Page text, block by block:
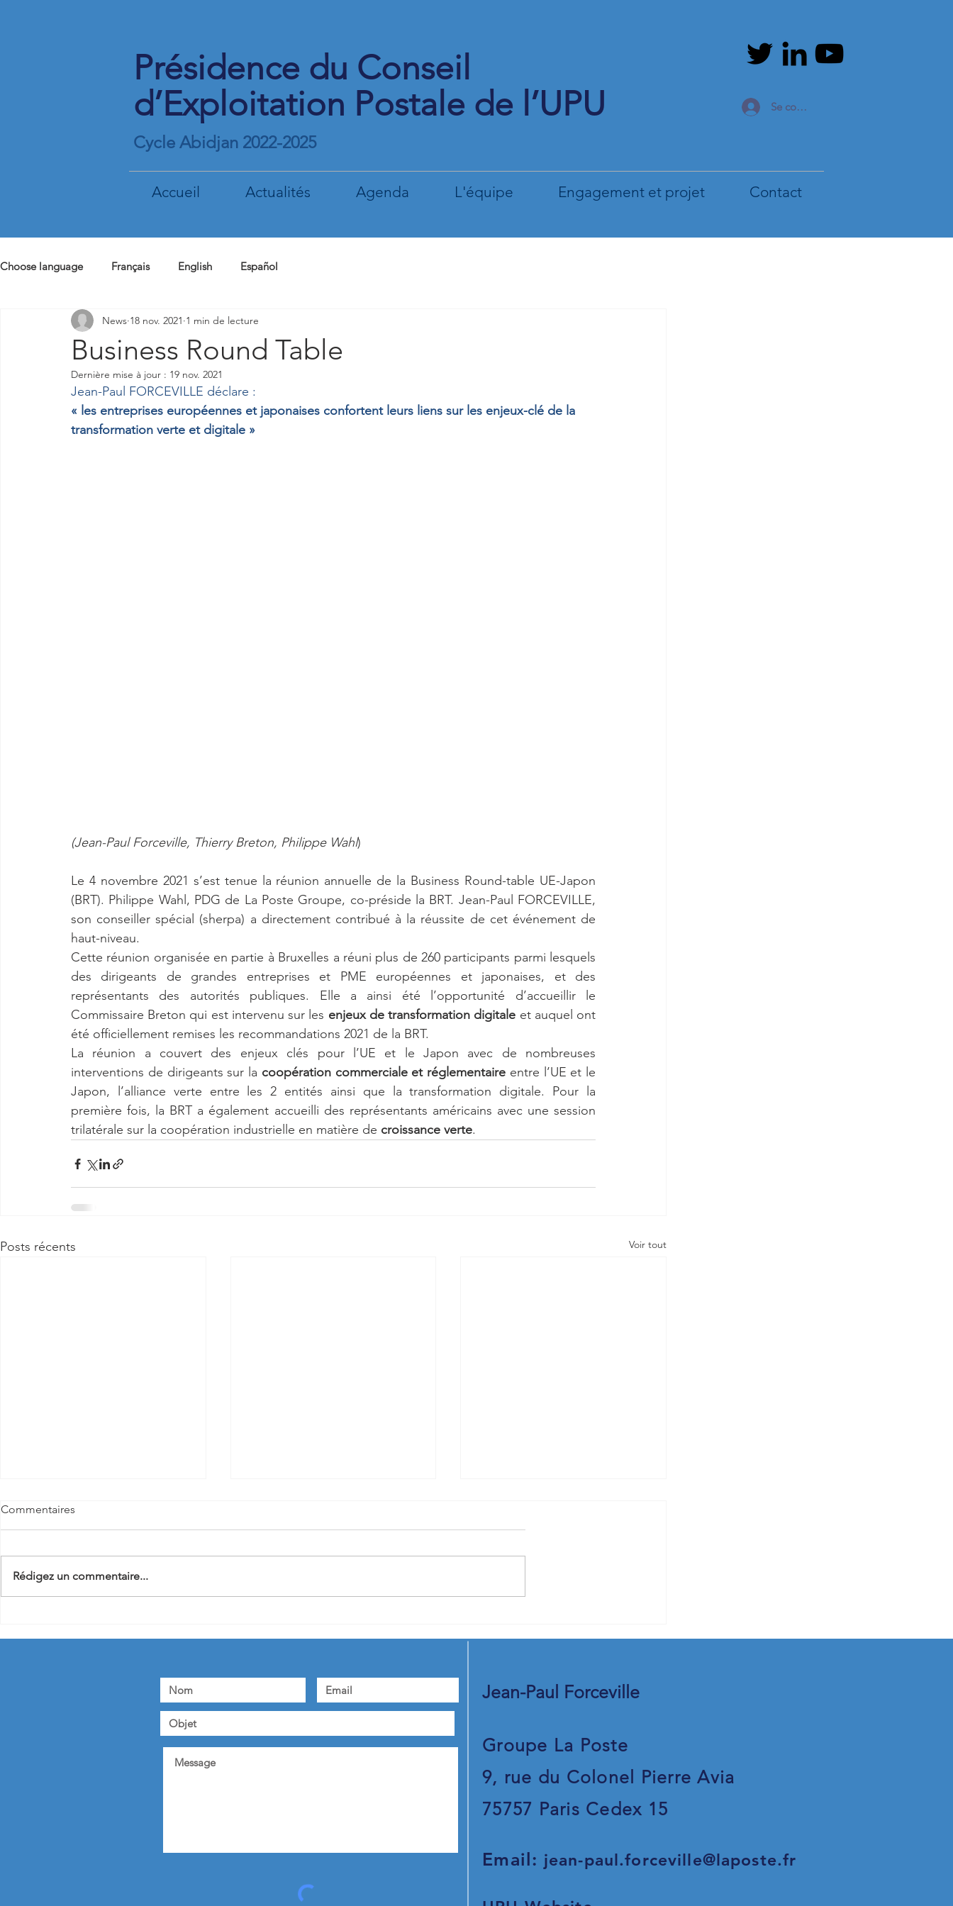
Présidence du Conseil
d’Exploitation Postale de l’UPU
Cycle Abidjan 2022-2025
Se connecter
Accueil Actualités Agenda L'équipe Engagement et projet Contact
Choose language Français English Español
Business Round Table
News 18 nov. 2021 1 min de lecture
Dernière mise à jour : 19 nov. 2021
Jean-Paul FORCEVILLE déclare :
« les entreprises européennes et japonaises confortent leurs liens sur les enjeux-clé de la
transformation verte et digitale »
(Jean-Paul Forceville, Thierry Breton, Philippe Wahl)
Le 4 novembre 2021 s’est tenue la réunion annuelle de la Business Round-table UE-Japon
(BRT). Philippe Wahl, PDG de La Poste Groupe, co-préside la BRT. Jean-Paul FORCEVILLE,
son conseiller spécial (sherpa) a directement contribué à la réussite de cet événement de
haut-niveau.
Cette réunion organisée en partie à Bruxelles a réuni plus de 260 participants parmi lesquels
des dirigeants de grandes entreprises et PME européennes et japonaises, et des
représentants des autorités publiques. Elle a ainsi été l’opportunité d’accueillir le
Commissaire Breton qui est intervenu sur les enjeux de transformation digitale et auquel ont
été officiellement remises les recommandations 2021 de la BRT.
La réunion a couvert des enjeux clés pour l’UE et le Japon avec de nombreuses
interventions de dirigeants sur la coopération commerciale et réglementaire entre l’UE et le
Japon, l’alliance verte entre les 2 entités ainsi que la transformation digitale. Pour la
première fois, la BRT a également accueilli des représentants américains avec une session
trilatérale sur la coopération industrielle en matière de croissance verte.
Posts récents Voir tout
menés au sein du Conseil
l'avenir de la logistique
Commentaires
Rédigez un commentaire...
Jean-Paul Forceville
Groupe La Poste
9, rue du Colonel Pierre Avia
75757 Paris Cedex 15
Email: jean-paul.forceville@laposte.fr